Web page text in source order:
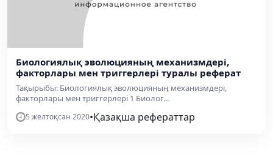
Биологиялық эволюцияның механизмдері,
факторлары мен триггерлері туралы реферат
Тақырыбы: Биологиялық эволюцияның механизмдері,
факторлары мен триггерлері 1 Биолог...
5 желтоқсан 2020•Қазақша рефераттар